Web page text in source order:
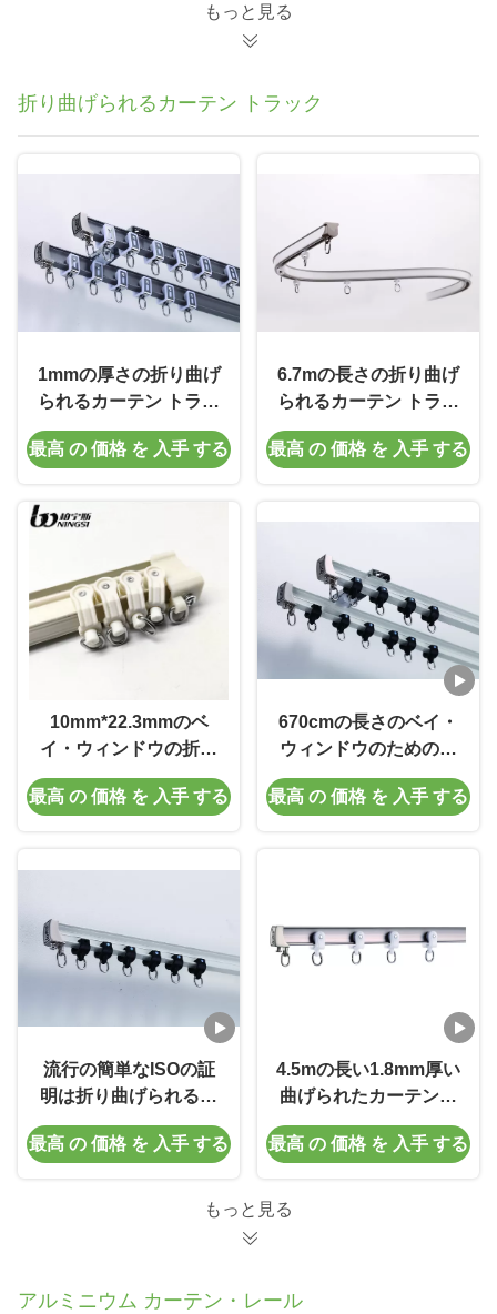
もっと見る
折り曲げられるカーテン トラック
1mmの厚さの折り曲げ
られるカーテン トラッ
ク
最高 の 価格 を 入手 する
6.7mの長さの折り曲げ
られるカーテン トラッ
ク
最高 の 価格 を 入手 する
10mm*22.3mmのベ
イ・ウィンドウの折り
曲げられるカーテン ポ
ーランド人
最高 の 価格 を 入手 する
670cmの長さのベイ・
ウィンドウのための折
り曲げられるカーテン
柵をきれいにすること
最高 の 価格 を 入手 する
流行の簡単なISOの証
明は折り曲げられるカ
ーテン トラックを曲げ
た
最高 の 価格 を 入手 する
4.5mの長い1.8mm厚い
曲げられたカーテンの
線路のさざ波の折目の
カーテン トラック
最高 の 価格 を 入手 する
もっと見る
アルミニウム カーテン・レール